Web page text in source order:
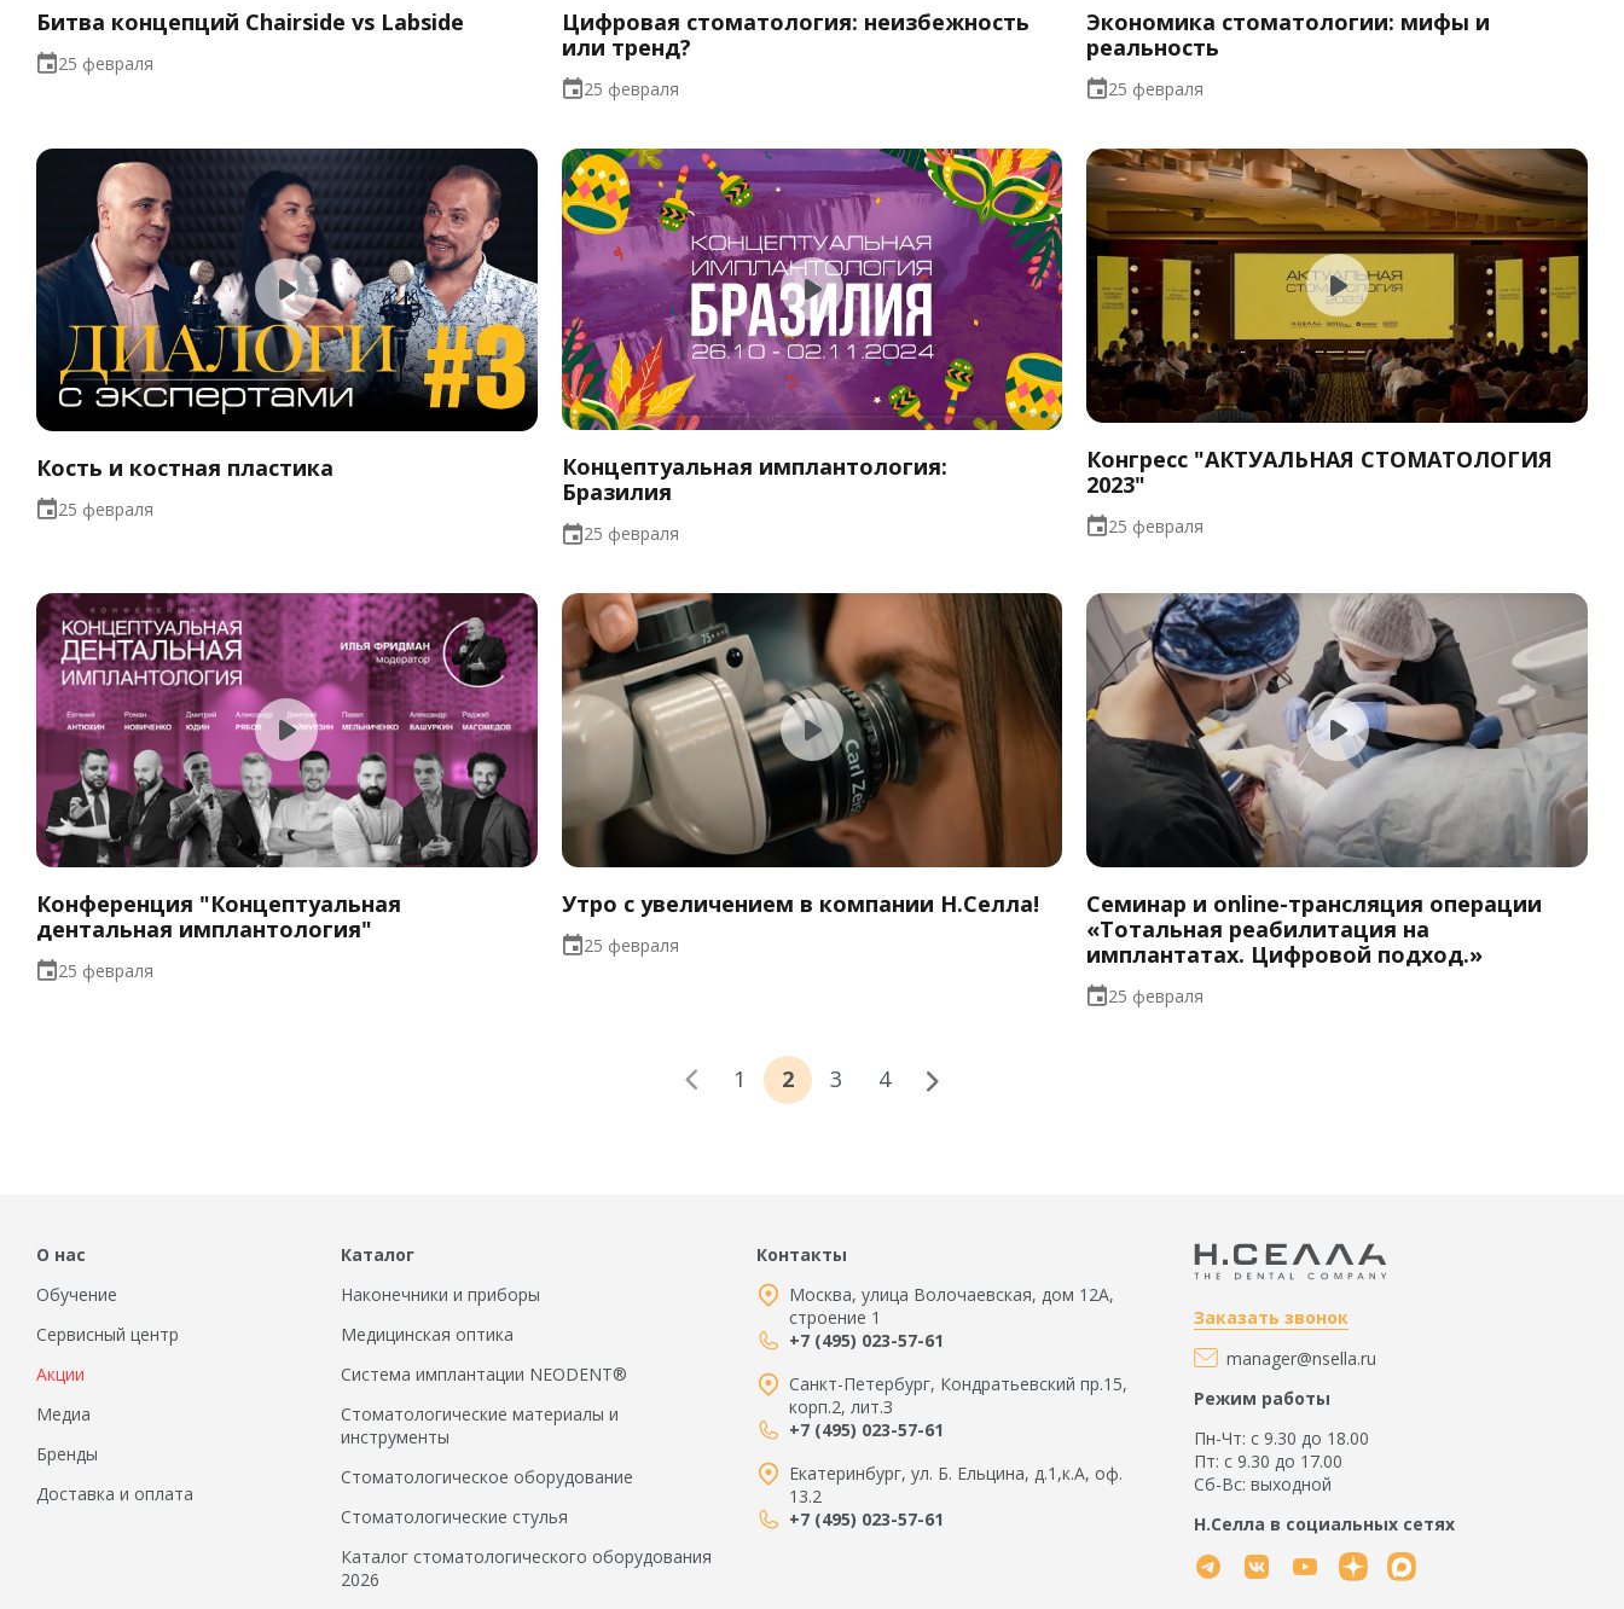
Битва концепций Chairside vs Labside
25 февраля
Цифровая стоматология: неизбежность
или тренд?
25 февраля
Экономика стоматологии: мифы и
реальность
25 февраля
Кость и костная пластика
25 февраля
Концептуальная имплантология:
Бразилия
25 февраля
Конгресс "АКТУАЛЬНАЯ СТОМАТОЛОГИЯ
2023"
25 февраля
Конференция "Концептуальная
дентальная имплантология"
25 февраля
Утро с увеличением в компании Н.Селла!
25 февраля
Семинар и online-трансляция операции
«Тотальная реабилитация на
имплантатах. Цифровой подход.»
25 февраля
1 2 3 4
О нас
Обучение
Сервисный центр
Акции
Медиа
Бренды
Доставка и оплата
Каталог
Наконечники и приборы
Медицинская оптика
Система имплантации NEODENT®
Стоматологические материалы и
инструменты
Стоматологическое оборудование
Стоматологические стулья
Каталог стоматологического оборудования
2026
Контакты
Москва, улица Волочаевская, дом 12А,
строение 1
+7 (495) 023-57-61
Санкт-Петербург, Кондратьевский пр.15,
корп.2, лит.З
+7 (495) 023-57-61
Екатеринбург, ул. Б. Ельцина, д.1,к.А, оф.
13.2
+7 (495) 023-57-61
Заказать звонок
manager@nsella.ru
Режим работы
Пн-Чт: с 9.30 до 18.00
Пт: с 9.30 до 17.00
Сб-Вс: выходной
Н.Селла в социальных сетях